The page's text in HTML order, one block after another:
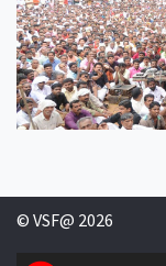
© VSF@ 2026